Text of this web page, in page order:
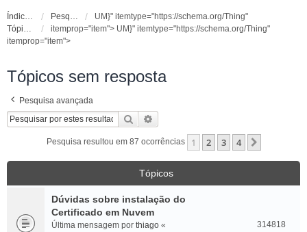
Índice do fórum Pesquisar
UM}" itemtype="https://schema.org/Thing"
itemprop="item">
Tópicos sem resposta
UM}" itemtype="https://schema.org/Thing"
itemprop="item">
Tópicos sem resposta
Pesquisa avançada
Pesquisar
Pesquisa resultou em 87 ocorrências 1 2 3 4
Tópicos
Dúvidas sobre instalação do
Certificado em Nuvem
Última mensagem por thiago «
314818